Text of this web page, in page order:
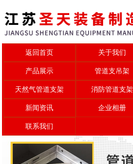
返回首页 关于我们
产品展示 管道支吊架
天然气管道支架 消防管道支架
新闻资讯 企业相册
联系我们